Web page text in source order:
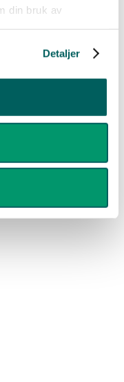
din bruk av
Detaljer